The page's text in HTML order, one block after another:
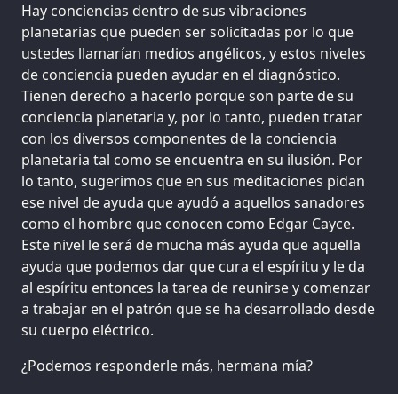
Hay conciencias dentro de sus vibraciones
planetarias que pueden ser solicitadas por lo que
ustedes llamarían medios angélicos, y estos niveles
de conciencia pueden ayudar en el diagnóstico.
Tienen derecho a hacerlo porque son parte de su
conciencia planetaria y, por lo tanto, pueden tratar
con los diversos componentes de la conciencia
planetaria tal como se encuentra en su ilusión. Por
lo tanto, sugerimos que en sus meditaciones pidan
ese nivel de ayuda que ayudó a aquellos sanadores
como el hombre que conocen como Edgar Cayce.
Este nivel le será de mucha más ayuda que aquella
ayuda que podemos dar que cura el espíritu y le da
al espíritu entonces la tarea de reunirse y comenzar
a trabajar en el patrón que se ha desarrollado desde
su cuerpo eléctrico.
¿Podemos responderle más, hermana mía?